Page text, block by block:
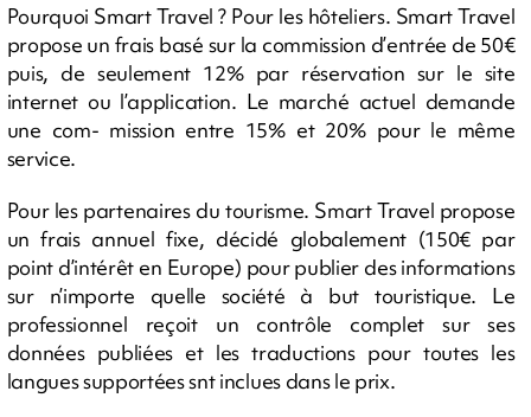
Pourquoi Smart Travel ? Pour les hôteliers. Smart Travel
propose un frais basé sur la commission d’entrée de 50€
puis, de seulement 12% par réservation sur le site
internet ou l’application. Le marché actuel demande
une com- mission entre 15% et 20% pour le même
service.
Pour les partenaires du tourisme. Smart Travel propose
un frais annuel fixe, décidé globalement (150€ par
point d’intérêt en Europe) pour publier des informations
sur n’importe quelle société à but touristique. Le
professionnel reçoit un contrôle complet sur ses
données publiées et les traductions pour toutes les
langues supportées snt inclues dans le prix.